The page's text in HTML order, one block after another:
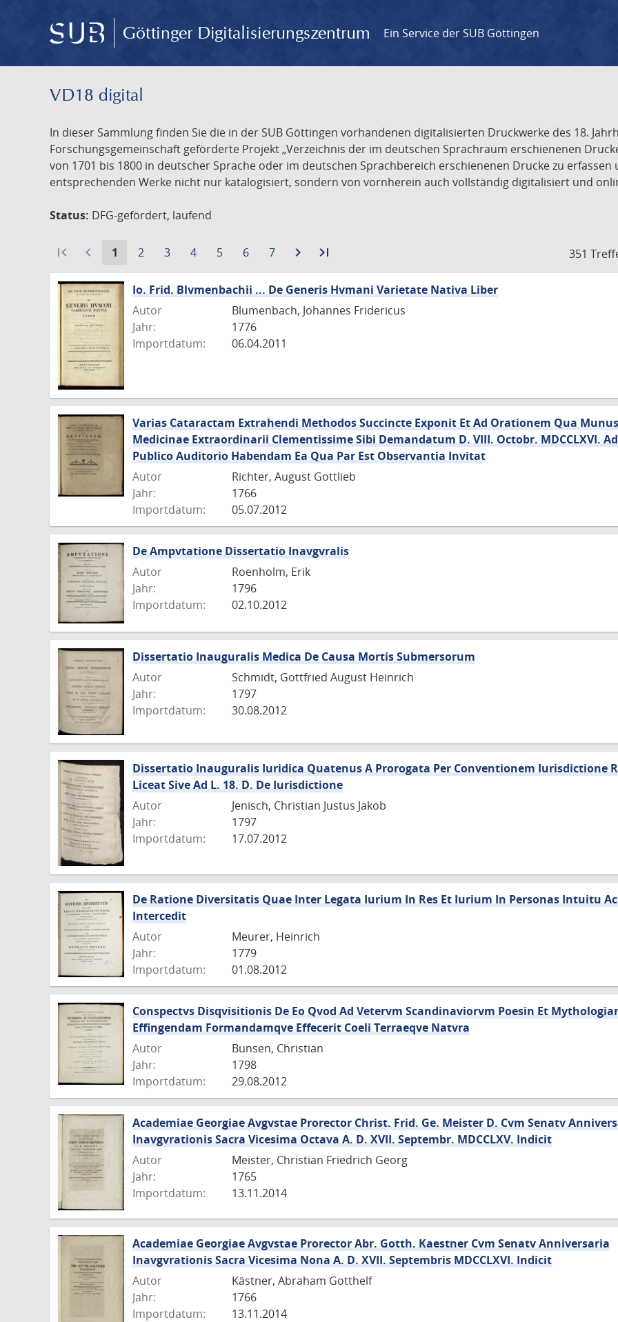
Göttinger Digitalisierungszentrum Ein Service der SUB Göttingen
VD18 digital
In dieser Sammlung finden Sie die in der SUB Göttingen vorhandenen digitalisierten Druckwerke des 18.
Forschungsgemeinschaft geförderte Projekt „Verzeichnis der im deutschen Sprachraum erschienenen
von 1701 bis 1800 in deutscher Sprache oder im deutschen Sprachbereich erschienenen Drucke zu
entsprechenden Werke nicht nur katalogisiert, sondern von vornherein auch vollständig digitalisiert und
Status: DFG-gefördert, laufend
351
first_page navigate_before
Aktuelle
1
Gehe
Seite
2
Gehe
Seite
3
Gehe
Seite
4
Gehe
Seite
5
Gehe
Seite
6
Gehe
Seite
7 navigate_next
Zur
Seite
last_page
Seite
Io. Frid. Blvmenbachii ... De Generis Hvmani Varietate Nativa Liber
Autor
Blumenbach, Johannes Fridericus
Jahr:
1776
Importdatum:
06.04.2011
Varias Cataractam Extrahendi Methodos Succincte Exponit Et Ad Orationem Qua
Medicinae Extraordinarii Clementissime Sibi Demandatum D. VIII. Octobr. MDCCLXVI.
Publico Auditorio Habendam Ea Qua Par Est Observantia Invitat
Autor
Richter, August Gottlieb
Jahr:
1766
Importdatum:
05.07.2012
De Ampvtatione Dissertatio Inavgvralis
Autor
Roenholm, Erik
Jahr:
1796
Importdatum:
02.10.2012
Dissertatio Inauguralis Medica De Causa Mortis Submersorum
Autor
Schmidt, Gottfried August Heinrich
Jahr:
1797
Importdatum:
30.08.2012
Dissertatio Inauguralis Iuridica Quatenus A Prorogata Per Conventionem Iurisdictione
Liceat Sive Ad L. 18. D. De Iurisdictione
Autor
Jenisch, Christian Justus Jakob
Jahr:
1797
Importdatum:
17.07.2012
De Ratione Diversitatis Quae Inter Legata Iurium In Res Et Iurium In Personas Intuitu
Intercedit
Autor
Meurer, Heinrich
Jahr:
1779
Importdatum:
01.08.2012
Conspectvs Disqvisitionis De Eo Qvod Ad Vetervm Scandinaviorvm Poesin Et
Effingendam Formandamqve Effecerit Coeli Terraeqve Natvra
Autor
Bunsen, Christian
Jahr:
1798
Importdatum:
29.08.2012
Academiae Georgiae Avgvstae Prorector Christ. Frid. Ge. Meister D. Cvm Senatv
Inavgvrationis Sacra Vicesima Octava A. D. XVII. Septembr. MDCCLXV. Indicit
Autor
Meister, Christian Friedrich Georg
Jahr:
1765
Importdatum:
13.11.2014
Academiae Georgiae Avgvstae Prorector Abr. Gotth. Kaestner Cvm Senatv Anniversaria
Inavgvrationis Sacra Vicesima Nona A. D. XVII. Septembris MDCCLXVI. Indicit
Autor
Kästner, Abraham Gotthelf
Jahr:
1766
Importdatum:
13.11.2014